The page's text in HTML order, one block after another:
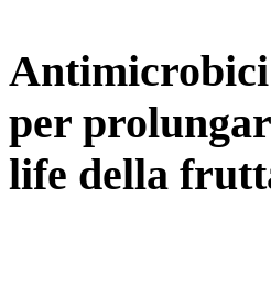
per
life della